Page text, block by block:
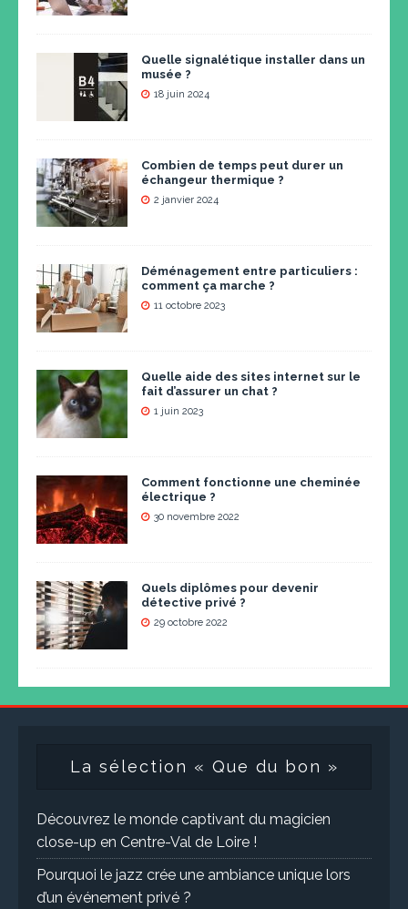
Quelle signalétique installer dans un
musée ?
18 juin 2024
Combien de temps peut durer un
échangeur thermique ?
2 janvier 2024
Déménagement entre particuliers :
comment ça marche ?
11 octobre 2023
Quelle aide des sites internet sur le
fait d’assurer un chat ?
1 juin 2023
Comment fonctionne une cheminée
électrique ?
30 novembre 2022
Quels diplômes pour devenir
détective privé ?
29 octobre 2022
La sélection « Que du bon »
Découvrez le monde captivant du magicien
close-up en Centre-Val de Loire !
Pourquoi le jazz crée une ambiance unique lors
d’un événement privé ?